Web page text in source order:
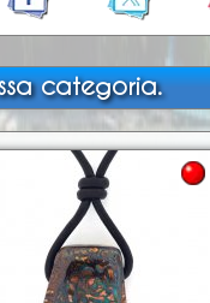
categoria.